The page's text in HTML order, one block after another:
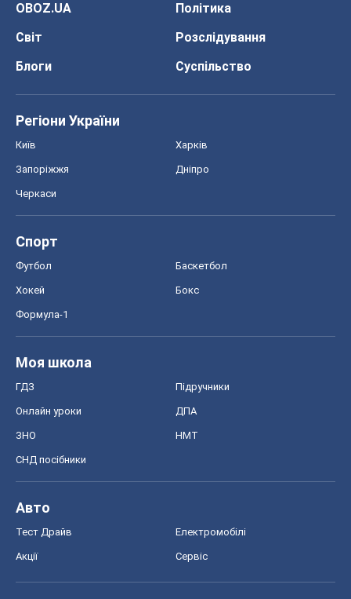
OBOZ.UA
Політика
Світ
Розслідування
Блоги
Суспільство
Регіони України
Київ Харків
Запоріжжя Дніпро
Черкаси
Спорт
Футбол Баскетбол
Хокей Бокс
Формула-1
Моя школа
ГДЗ Підручники
Онлайн уроки ДПА
ЗНО НМТ
СНД посібники
Авто
Тест Драйв Електромобілі
Акції Сервіс